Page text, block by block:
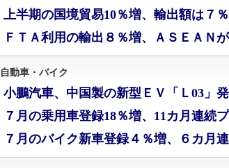
上半期の国境貿易10％増、輸出額は７
ＦＴＡ利用の輸出８％増、ＡＳＥＡＮ
自動車・バイク
小鵬汽車、中国製の新型ＥＶ「Ｌ03」
７月の乗用車登録18％増、11カ月連続
７月のバイク新車登録４％増、６カ月